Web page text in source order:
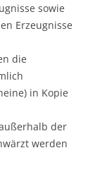
sowie
Erzeugnisse
die
in Kopie
der
werden